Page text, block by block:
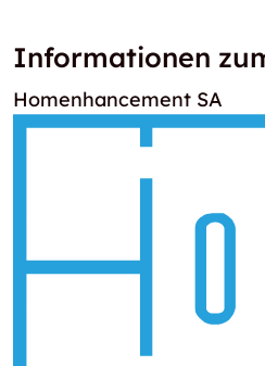
Informationen
Homenhancement SA